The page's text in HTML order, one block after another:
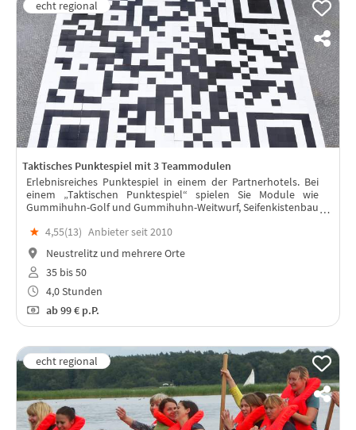
Taktisches Punktespiel mit 3 Teammodulen
Erlebnisreiches Punktespiel in einem der Partnerhotels. Bei
einem „Taktischen Punktespiel“ spielen Sie Module wie
Gummihuhn-Golf und Gummihuhn-Weitwurf, Seifenkistenbau
Painting uvm.
★ 4,55(13) Anbieter seit 2010
Neustrelitz und mehrere Orte
35 bis 50
4,0 Stunden
ab99 € p.P.